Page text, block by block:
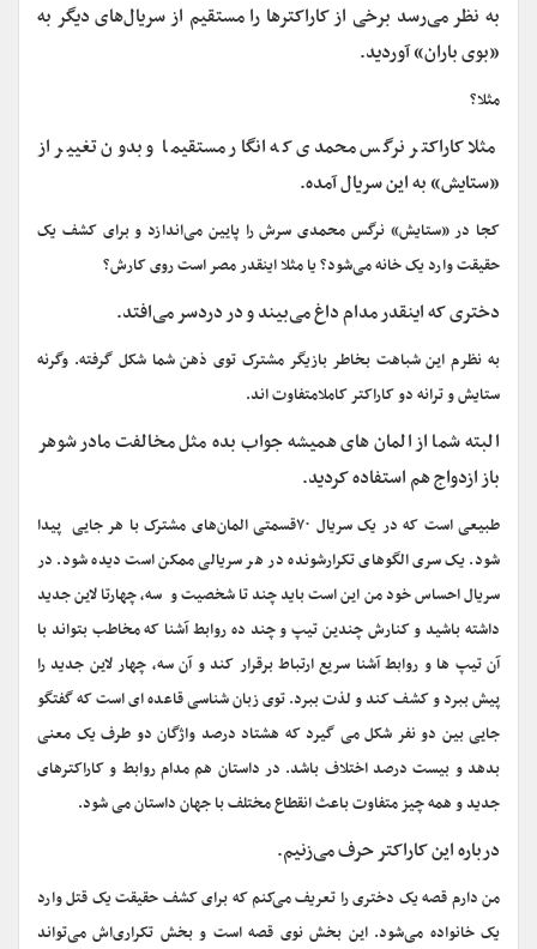
به نظر می‌رسد برخی از کاراکترها را مستقیم از سریال‌های دیگر به
«بوی باران» آوردید.
مثلا؟
مثلا کاراکتر نرگس محمدی که انگار مستقیما و بدون تغییر از
«ستایش» به این سریال آمده.
کجا در «ستایش» نرگس محمدی سرش را پایین می‌اندازد و برای کشف یک
حقیقت وارد یک خانه می‌شود؟ یا مثلا اینقدر مصر است روی کارش؟
دختری که اینقدر مدام داغ می‌بیند و در دردسر می‌افتد.
به نظرم این شباهت بخاطر بازیگر مشترک توی ذهن شما شکل گرفته. وگرنه
ستایش و ترانه دو کاراکتر کاملامتفاوت اند.
البته شما از المان های همیشه جواب بده مثل مخالفت مادر شوهر
باز ازدواج هم استفاده کردید.
طبیعی است که در یک سریال ۷۰قسمتی المان‌های مشترک با هر جایی پیدا
شود. یک سری الگوهای تکرارشونده در هر سریالی ممکن است دیده شود. در
سریال احساس خود من این است باید چند تا شخصیت و سه، چهارتا لاین جدید
داشته باشید و کنارش چندین تیپ و چند ده روابط آشنا که مخاطب بتواند با
آن تیپ ها و روابط آشنا سریع ارتباط برقرار کند و آن سه، چهار لاین جدید را
پیش ببرد و کشف کند و لذت ببرد. توی زبان شناسی قاعده ای است که گفتگو
جایی بین دو نفر شکل می گیرد که هشتاد درصد واژگان دو طرف یک معنی
بدهد و بیست درصد اختلاف باشد. در داستان هم مدام روابط و کاراکترهای
جدید و همه چیز متفاوت باعث انقطاع مختلف با جهان داستان می شود.
درباره این کاراکتر حرف می‌زنیم.
من دارم قصه یک دختری را تعریف می‌کنم که برای کشف حقیقت یک قتل وارد
یک خانواده می‌شود. این بخش نوی قصه است و بخش تکراری‌اش می‌تواند